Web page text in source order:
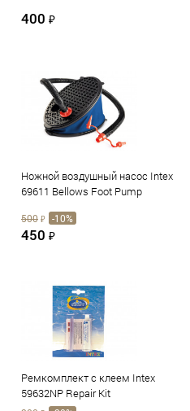
400 ₽
Ножной воздушный насос Intex
69611 Bellows Foot Pump
500 ₽ -10%
450 ₽
Ремкомплект с клеем Intex
59632NP Repair Kit